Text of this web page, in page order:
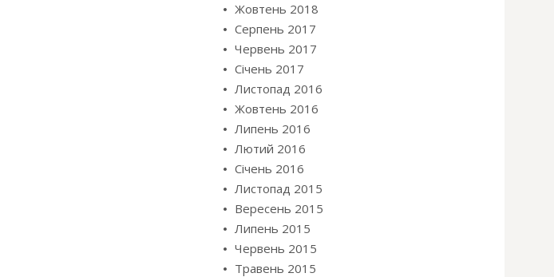
Жовтень 2018
Серпень 2017
Червень 2017
Січень 2017
Листопад 2016
Жовтень 2016
Липень 2016
Лютий 2016
Січень 2016
Листопад 2015
Вересень 2015
Липень 2015
Червень 2015
Травень 2015